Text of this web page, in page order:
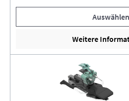
Auswählen
Weitere